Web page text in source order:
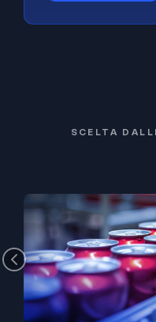
SCELTA